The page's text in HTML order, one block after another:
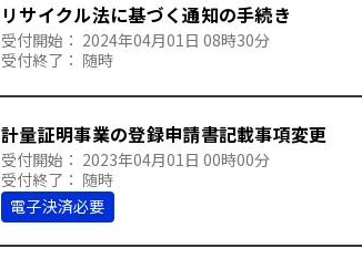
リサイクル法に基づく通知の手続き
受付開始： 2024年04月01日 08時30分
受付終了： 随時
計量証明事業の登録申請書記載事項変更
受付開始： 2023年04月01日 00時00分
受付終了： 随時
電子決済必要